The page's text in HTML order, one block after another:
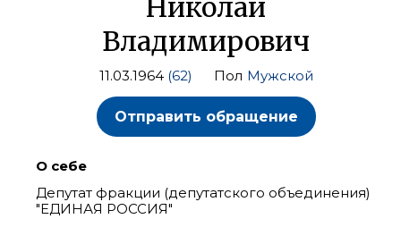
Николай
Владимирович
11.03.1964 (62) Пол Мужской
Отправить обращение
О себе
Депутат фракции (депутатского объединения)
"ЕДИНАЯ РОССИЯ"